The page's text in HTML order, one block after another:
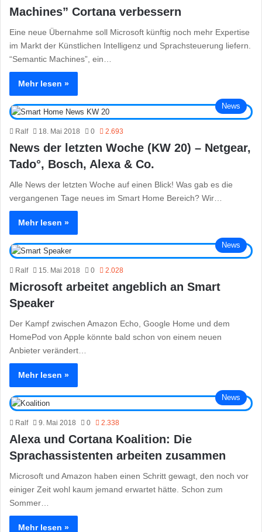
Machines” Cortana verbessern
Eine neue Übernahme soll Microsoft künftig noch mehr Expertise
im Markt der Künstlichen Intelligenz und Sprachsteuerung liefern.
“Semantic Machines”, ein…
Mehr lesen »
News
Ralf 18. Mai 2018 0 2.693
News der letzten Woche (KW 20) – Netgear,
Tado°, Bosch, Alexa & Co.
Alle News der letzten Woche auf einen Blick! Was gab es die
vergangenen Tage neues im Smart Home Bereich? Wir…
Mehr lesen »
News
Ralf 15. Mai 2018 0 2.028
Microsoft arbeitet angeblich an Smart
Speaker
Der Kampf zwischen Amazon Echo, Google Home und dem
HomePod von Apple könnte bald schon von einem neuen
Anbieter verändert…
Mehr lesen »
News
Ralf 9. Mai 2018 0 2.338
Alexa und Cortana Koalition: Die
Sprachassistenten arbeiten zusammen
Microsoft und Amazon haben einen Schritt gewagt, den noch vor
einiger Zeit wohl kaum jemand erwartet hätte. Schon zum
Sommer…
Mehr lesen »